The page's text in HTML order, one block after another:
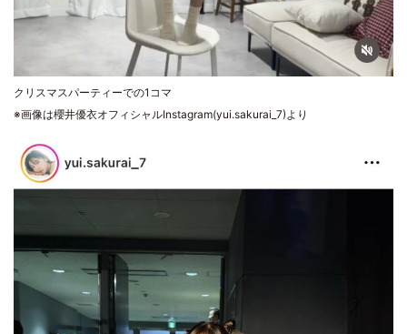
クリスマスパーティーでの1コマ
※画像は櫻井優衣オフィシャルInstagram(yui.sakurai_7)より